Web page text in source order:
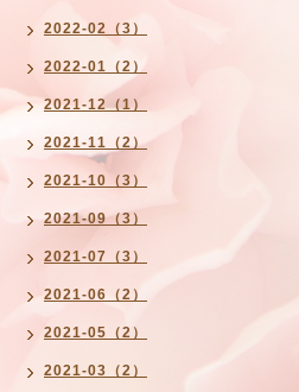
2022-02（3）
2022-01（2）
2021-12（1）
2021-11（2）
2021-10（3）
2021-09（3）
2021-07（3）
2021-06（2）
2021-05（2）
2021-03（2）